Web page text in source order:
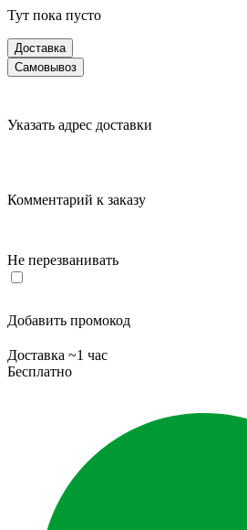
Тут пока пусто
Доставка
Самовывоз
Указать адрес доставки
Комментарий к заказу
Не перезванивать
Добавить промокод
Доставка ~1 час
Бесплатно